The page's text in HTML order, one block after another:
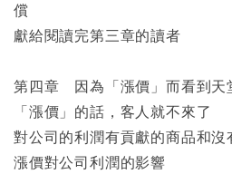
償
獻給閱讀完第三章的讀者
第四章 因為「漲價」而看到天
「漲價」的話，客人就不來了
對公司的利潤有貢獻的商品和沒
漲價對公司利潤的影響